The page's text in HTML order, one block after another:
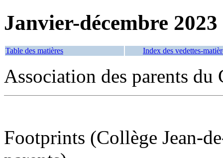
Janvier-décembre 2023
Table des matières Index des vedettes-
Association des parents du
Footprints (Collège Jean-